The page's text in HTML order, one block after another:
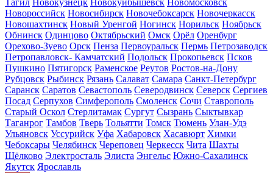
Тагил Новокузнецк Новокуйбышевск Новомосковск
Новороссийск Новосибирск Новочебоксарск Новочеркасск
Новошахтинск Новый Уренгой Ногинск Норильск Ноябрьск
Обнинск Одинцово Октябрьский Омск Орёл Оренбург
Орехово-Зуево Орск Пенза Первоуральск Пермь Петрозаводск
Петропавловск- Камчатский Подольск Прокопьевск Псков
Пушкино Пятигорск Раменское Реутов Ростов-на-Дону
Рубцовск Рыбинск Рязань Салават Самара Санкт-Петербург
Саранск Саратов Севастополь Северодвинск Северск Сергиев
Посад Серпухов Симферополь Смоленск Сочи Ставрополь
Старый Оскол Стерлитамак Сургут Сызрань Сыктывкар
Таганрог Тамбов Тверь Тольятти Томск Тюмень Улан-Удэ
Ульяновск Уссурийск Уфа Хабаровск Хасавюрт Химки
Чебоксары Челябинск Череповец Черкесск Чита Шахты
Щёлково Электросталь Элиста Энгельс Южно-Сахалинск
Якутск Ярославль